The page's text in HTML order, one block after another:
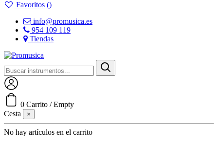
Favoritos ()
info@promusica.es
954 109 119
Tiendas
0 Carrito /Empty
Cesta
×
No hay artículos en el carrito